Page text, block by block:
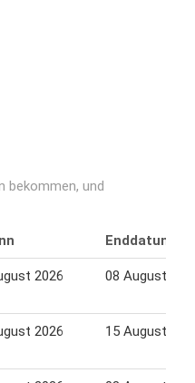
bekommen, und
Enddatum
2026 08 August
2026 15 August